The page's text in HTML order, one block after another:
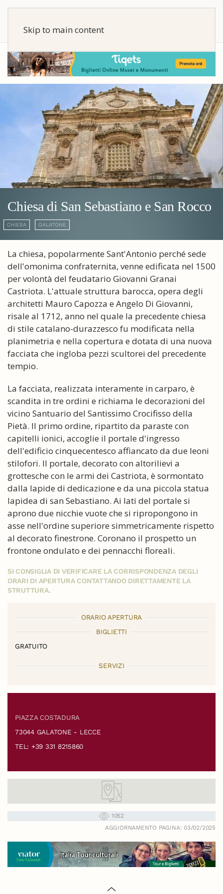
Skip to main content
Chiesa di San Sebastiano e San Rocco
CHIESA GALATONE
La chiesa, popolarmente Sant'Antonio perché sede
dell'omonima confraternita, venne edificata nel 1500
per volontà del feudatario Giovanni Granai
Castriota. L'attuale struttura barocca, opera degli
architetti Mauro Capozza e Angelo Di Giovanni,
risale al 1712, anno nel quale la precedente chiesa
di stile catalano-durazzesco fu modificata nella
planimetria e nella copertura e dotata di una nuova
facciata che ingloba pezzi scultorei del precedente
tempio.
La facciata, realizzata interamente in carparo, è
scandita in tre ordini e richiama le decorazioni del
vicino Santuario del Santissimo Crocifisso della
Pietà. Il primo ordine, ripartito da paraste con
capitelli ionici, accoglie il portale d'ingresso
dell'edificio cinquecentesco affiancato da due leoni
stilofori. Il portale, decorato con altorilievi a
grottesche con le armi dei Castriota, è sormontato
dalla lapide di dedicazione e da una piccola statua
lapidea di san Sebastiano. Ai lati del portale si
aprono due nicchie vuote che si ripropongono in
asse nell'ordine superiore simmetricamente rispetto
al decorato finestrone. Coronano il prospetto un
frontone ondulato e dei pennacchi floreali.
SI CONSIGLIA DI VERIFICARE LA CORRISPONDENZA DEGLI
ORARI DI APERTURA CONTATTANDO DIRETTAMENTE LA
STRUTTURA.
ORARIO APERTURA
BIGLIETTI
GRATUITO
SERVIZI
PIAZZA COSTADURA
73044 GALATONE - LECCE
TEL: +39 331 8215860
1052
AGGIORNAMENTO PAGINA: 03/02/2025